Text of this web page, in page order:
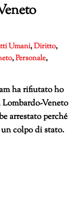
Umani,Diritto,
,Personale,
ha rifiutato ho
Lombardo-Veneto
arrestato perché
colpo di stato.